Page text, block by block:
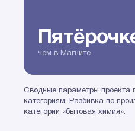
чем в Магните
Сводные параметры проекта
категориям. Разбивка по
категории «бытовая химия».